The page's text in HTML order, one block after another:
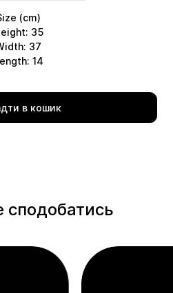
(cm)
35
37
14
в кошик